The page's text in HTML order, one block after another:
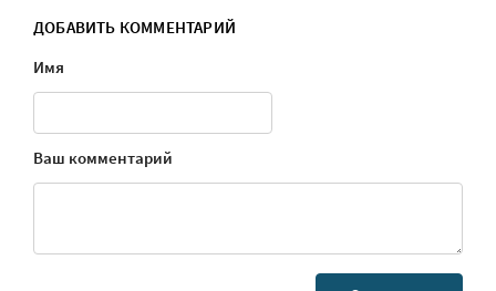
ДОБАВИТЬ КОММЕНТАРИЙ
Имя
Ваш комментарий